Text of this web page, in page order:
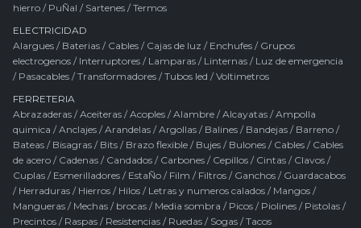
hierro / PuÑal / Sartenes /Termos
ELECTRICIDAD
Alargues / Baterias / Cables / Cajas de luz / Enchufes / Grupos
electrogenos / Interruptores / Lamparas / Linternas / Luz de emergencia
/ Pasacables /Transformadores /Tubos led /Voltimetros
FERRETERIA
Abrazaderas /Aceiteras /Acoples /Alambre /Alcayatas /Ampolla
quimica /Anclajes /Arandelas /Argollas / Balines / Bandejas / Barreno /
Bateas / Bisagras / Bits / Brazo flexible / Bujes / Bulones / Cables / Cables
de acero / Cadenas / Candados / Carbones / Cepillos / Cintas / Clavos /
Cuplas / Esmerilladores / EstaÑo / Film / Filtros / Ganchos / Guardacabos
/ Herraduras / Hierros / Hilos / Letras y numeros calados / Mangos /
Mangueras / Mechas / brocas / Media sombra / Picos / Piolines / Pistolas /
Precintos / Raspas / Resistencias / Ruedas / Sogas /Tacos